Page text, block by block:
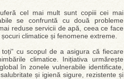
cel mai mult sunt copiii cei mai
se confruntă cu două probleme
reduse servicii de apă, ceea ce face
climatice și fenomene extreme.
cu scopul de a asigura că fiecare
climatice. Inițiativa urmărește
în zonele vulnerabile identificate,
și igienă sigure, rezistente și